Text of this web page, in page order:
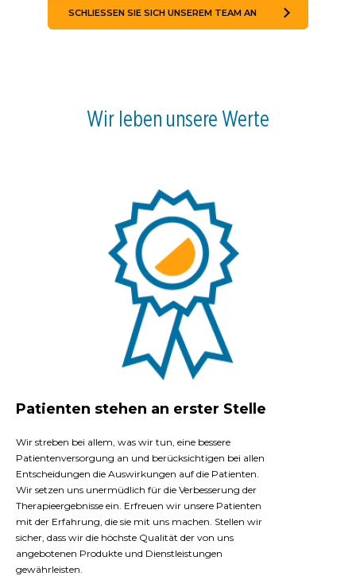
SCHLIESSEN SIE SICH UNSEREM TEAM AN
Wir leben unsere Werte
Patienten stehen an erster Stelle
Wir streben bei allem, was wir tun, eine bessere
Patientenversorgung an und berücksichtigen bei allen
Entscheidungen die Auswirkungen auf die Patienten.
Wir setzen uns unermüdlich für die Verbesserung der
Therapieergebnisse ein. Erfreuen wir unsere Patienten
mit der Erfahrung, die sie mit uns machen. Stellen wir
sicher, dass wir die höchste Qualität der von uns
angebotenen Produkte und Dienstleistungen
gewährleisten.